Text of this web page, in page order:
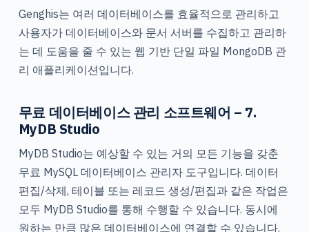
Genghis는 여러 데이터베이스를 효율적으로 관리하고
사용자가 데이터베이스와 문서 서버를 수집하고 관리하
는 데 도움을 줄 수 있는 웹 기반 단일 파일 MongoDB 관
리 애플리케이션입니다.
무료 데이터베이스 관리 소프트웨어 – 7.
MyDB Studio
MyDB Studio는 예상할 수 있는 거의 모든 기능을 갖춘
무료 MySQL 데이터베이스 관리자 도구입니다. 데이터
편집/삭제, 테이블 또는 레코드 생성/편집과 같은 작업은
모두 MyDB Studio를 통해 수행할 수 있습니다. 동시에
원하는 만큼 많은 데이터베이스에 연결할 수 있습니다.